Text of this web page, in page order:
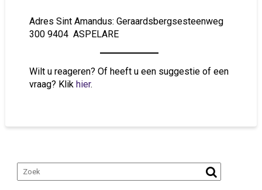
Adres Sint Amandus: Geraardsbergsesteenweg
300 9404 ASPELARE
Wilt u reageren? Of heeft u een suggestie of een
vraag? Klik hier.